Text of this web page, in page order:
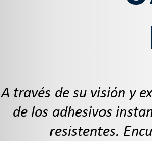
A través de su visión y
de los adhesivos instantáneos. Nuestros productos son
resistentes.